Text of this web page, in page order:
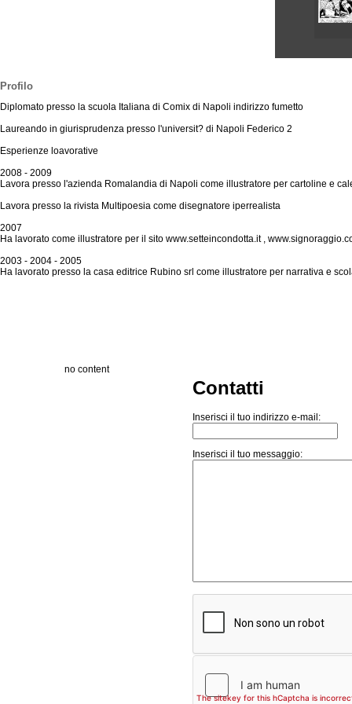
Profilo
Diplomato presso la scuola Italiana di Comix di Napoli indirizzo fumetto
Laureando in giurisprudenza presso l'universit? di Napoli Federico 2
Esperienze loavorative
2008 - 2009
Lavora presso l'azienda Romalandia di Napoli come illustratore per cartoline e
Lavora presso la rivista Multipoesia come disegnatore iperrealista
2007
Ha lavorato come illustratore per il sito www.setteincondotta.it ,
2003 - 2004 - 2005
Ha lavorato presso la casa editrice Rubino srl come illustratore per narrativa e
no content
Contatti
Inserisci il tuo indirizzo e-mail:
Inserisci il tuo messaggio: